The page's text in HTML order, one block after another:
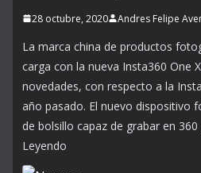
28 octubre, 2020 Andres Felipe
La marca china de productos
carga con la nueva Insta360 One
novedades, con respecto a la
año pasado. El nuevo dispositivo
de bolsillo capaz de grabar en
Leyendo